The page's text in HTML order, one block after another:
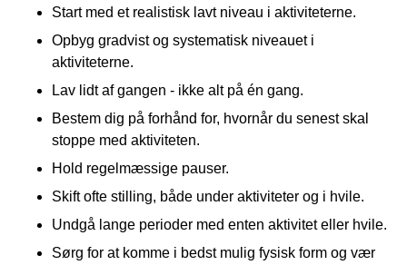
Start med et realistisk lavt niveau i aktiviteterne.
Opbyg gradvist og systematisk niveauet i
aktiviteterne.
Lav lidt af gangen - ikke alt på én gang.
Bestem dig på forhånd for, hvornår du senest skal
stoppe med aktiviteten.
Hold regelmæssige pauser.
Skift ofte stilling, både under aktiviteter og i hvile.
Undgå lange perioder med enten aktivitet eller hvile.
Sørg for at komme i bedst mulig fysisk form og vær